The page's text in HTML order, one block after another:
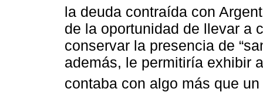
la deuda contraída con
de la oportunidad de llevar a
conservar la presencia de
además, le permitiría exhibir
contaba con algo más que